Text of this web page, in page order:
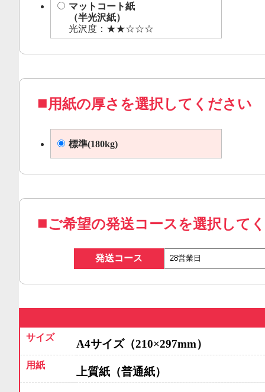
マットコート紙
（半光沢紙）
光沢度：★★☆☆☆
用紙の厚さを選択してください
標準(180kg)
ご希望の発送コースを選択して
発送コース
サイズ
A4サイズ（210×297mm）
用紙
上質紙（普通紙）